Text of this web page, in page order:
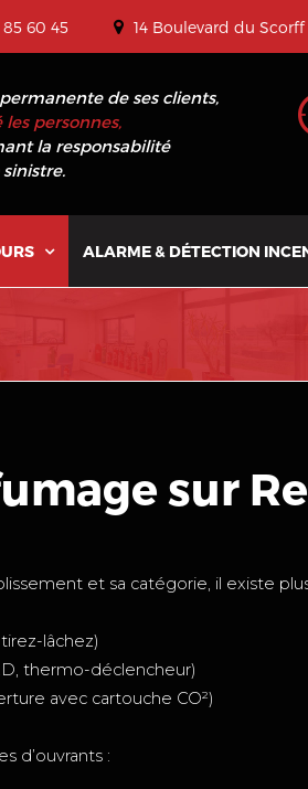
60 45 14 Boulevard du Scorff
de ses clients,
personnes,
la responsabilité
 ALARME & DÉTECTION
sur
et sa catégorie, il existe
lâchez)
thermo-déclencheur)
avec cartouche CO²)
d’ouvrants :